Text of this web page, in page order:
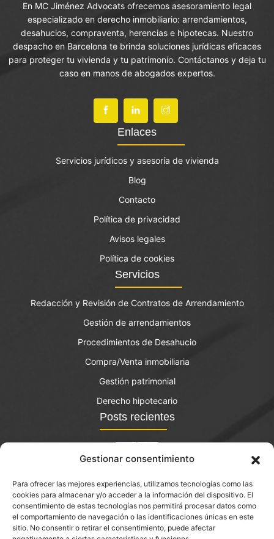
Gestionar consentimiento
Para ofrecer las mejores experiencias, utilizamos tecnologías como las
cookies para almacenar y/o acceder a la información del dispositivo. El
consentimiento de estas tecnologías nos permitirá procesar datos como
el comportamiento de navegación o las identificaciones únicas en este
sitio. No consentir o retirar el consentimiento, puede afectar
En MC Jiménez Advocats ofrecemos asesoramiento legal
especializado en derecho inmobiliario: arrendamientos,
desahucios, compraventa, herencias e hipotecas. Nuestro
despacho en Barcelona te brinda soluciones jurídicas eficaces
para proteger tu vivienda y tu patrimonio. Contáctanos y deja tu
caso en manos de abogados expertos.
Enlaces
Servicios jurídicos y asesoría de vivienda
Blog
Contacto
Política de privacidad
Avisos legales
Política de cookies
Servicios
Redacción y Revisión de Contratos de Arrendamiento
Gestión de arrendamientos
Procedimientos de Desahucio
Compra/Venta inmobiliaria
Gestión patrimonial
Derecho hipotecario
Posts recientes
El bono joven de vivienda: qué es y quién lo puede
solicitar?
septiembre 14, 2023